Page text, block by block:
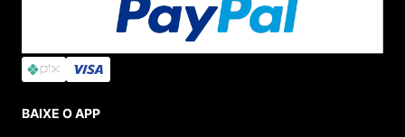
BAIXE O APP